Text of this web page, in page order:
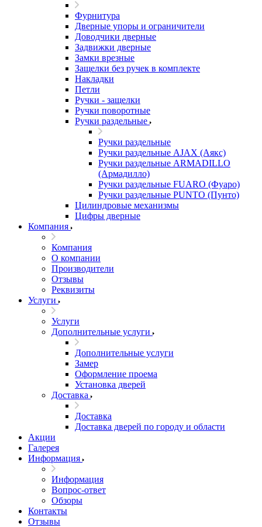
Фурнитура
Дверные упоры и ограничители
Доводчики дверные
Задвижки дверные
Замки врезные
Защелки без ручек в комплекте
Накладки
Петли
Ручки - защелки
Ручки поворотные
Ручки раздельные
Ручки раздельные
Ручки раздельные AJAX (Аякс)
Ручки раздельные ARMADILLO
(Армадилло)
Ручки раздельные FUARO (Фуаро)
Ручки раздельные PUNTO (Пунто)
Цилиндровые механизмы
Цифры дверные
Компания
Компания
О компании
Производители
Отзывы
Реквизиты
Услуги
Услуги
Дополнительные услуги
Дополнительные услуги
Замер
Оформление проема
Установка дверей
Доставка
Доставка
Доставка дверей по городу и области
Акции
Галерея
Информация
Информация
Вопрос-ответ
Обзоры
Контакты
Отзывы